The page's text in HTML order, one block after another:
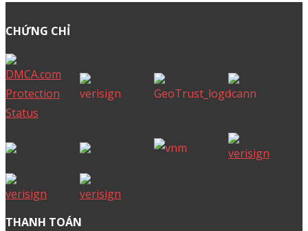
CHỨNG CHỈ
THANH TOÁN